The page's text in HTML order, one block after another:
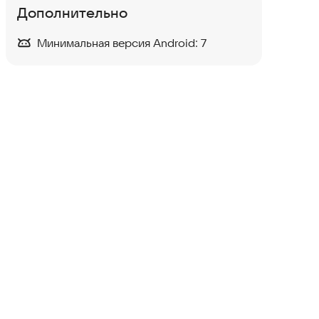
Дополнительно
Минимальная версия Android: 7